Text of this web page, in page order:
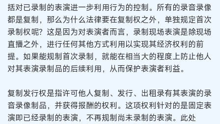
括对已录制的表演进一步利用行为的控制。所有的录音录像
都是复制，那么为什么法律要在复制权之外，单独规定首次
录制权呢？这是因为对表演者而言，录制现场表演是除现场
直播之外，进行任何其他方式利用以实现其经济权利的前
提。如果能规制首次录制，就能在相当大的程度上防止他人
对其表演录制品的后续利用，从而保护表演者利益。
复制发行权是指许可他人复制、发行、出租录有其表演的录
音录像制品，并获得报酬的权利。这项权利针对的是固定表
演即已经录制的表演，不再规制尚未录制的表演。此处